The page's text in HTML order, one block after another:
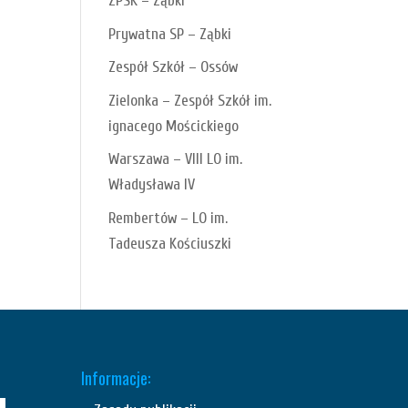
Prywatna SP – Ząbki
Zespół Szkół – Ossów
Zielonka – Zespół Szkół im.
ignacego Mościckiego
Warszawa – VIII LO im.
Władysława IV
Rembertów – LO im.
Tadeusza Kościuszki
Informacje: